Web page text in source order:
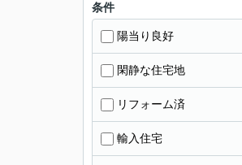
条件
陽当り良好
閑静な住宅地
リフォーム済
輸入住宅